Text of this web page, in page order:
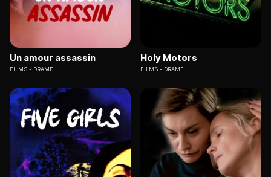
Un amour assassin
FILMS DRAME
Holy Motors
FILMS DRAME